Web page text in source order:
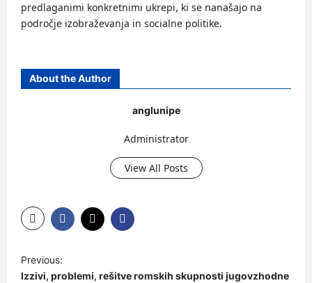
predlaganimi konkretnimi ukrepi, ki se nanašajo na
področje izobraževanja in socialne politike.
About the Author
anglunipe
Administrator
View All Posts
Previous:
Izzivi, problemi, rešitve romskih skupnosti jugovzhodne